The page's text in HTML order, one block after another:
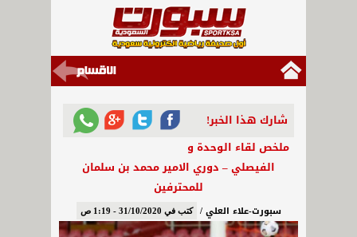
شارك هذا الخبر!
ملخص لقاء الوحدة و
الفيصلي – دوري الامير محمد بن سلمان
للمحترفين
سبورت-علاء العلي / كتب في 31/10/2020 - 1:19 ص